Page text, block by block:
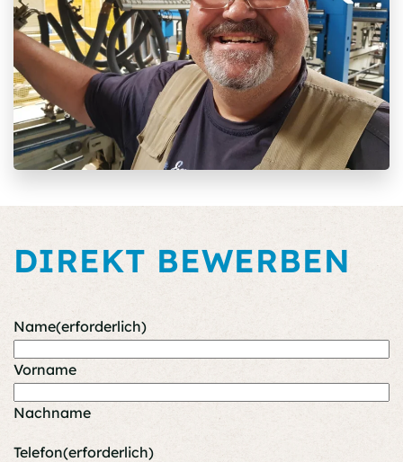
DIREKT BEWERBEN
Name(erforderlich)
Vorname
Nachname
Telefon(erforderlich)